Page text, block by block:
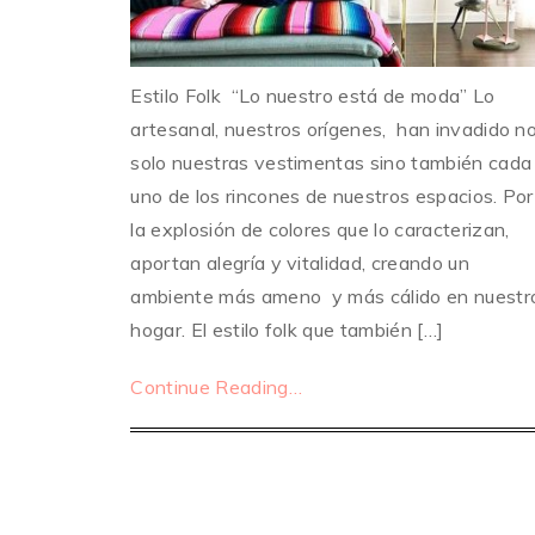
Estilo Folk “Lo nuestro está de moda” Lo
artesanal, nuestros orígenes, han invadido
solo nuestras vestimentas sino también cada
uno de los rincones de nuestros espacios. Por
la explosión de colores que lo caracterizan,
aportan alegría y vitalidad, creando un
ambiente más ameno y más cálido en
hogar. El estilo folk que también […]
Continue Reading…